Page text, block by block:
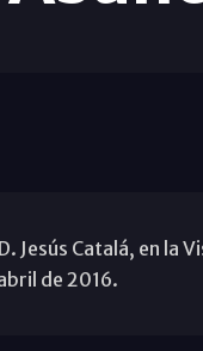
Jesús Catalá, en la
de 2016.